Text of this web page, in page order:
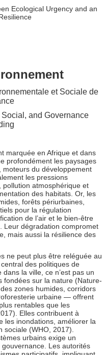
Ecological Urgency and an
et Sociale de
and Governance
marquée en Afrique et dans
profondément les paysages
moteurs du développement
les pressions
pollution atmosphérique et
des habitats. Or, les
forêts périurbaines,
pour la régulation
de l’air et le bien-être
Leur dégradation compromet
mais aussi la résilience des
ne peut plus être reléguée au
des politiques de
la ville, ce n’est pas un
fondées sur la nature (Nature-
zones humides, corridors
urbaine — offrent
rentables que les
Elles contribuent à
les inondations, améliorer la
sociale (WHO, 2017).
urbains exige un
Les autorités